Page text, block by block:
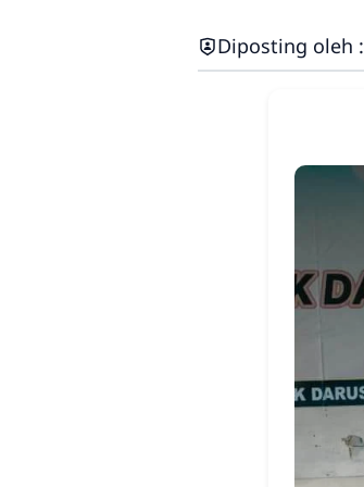
Diposting oleh :